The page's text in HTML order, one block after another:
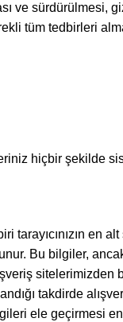
ve sürdürülmesi,
tüm tedbirleri
hiçbir şekilde
en alt
Bu bilgiler,
sitelerimizden
takdirde
ele geçirmesi